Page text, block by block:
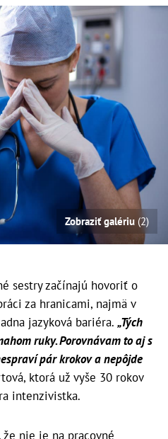
Zobraziť galériu (2)
sestry začínajú hovoriť o
za hranicami, najmä v
jazyková bariéra. „Tých
ruky. Porovnávam to aj s
pár krokov a nepôjde
ktorá už vyše 30 rokov
intenzivistka.
nie je na pracovné